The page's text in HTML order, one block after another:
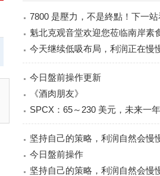
7800 是壓力，不是終點！下一站
8000？
魁北克观音堂欢迎您莅临南岸素
分享会！
今天继续低吸布局，利润正在慢
兑现！
今日盤前操作更新
《酒肉朋友》
SPCX：65～230 美元，未来一年
最大的机会？
坚持自己的策略，利润自然会慢
累积！
今日盤前操作
坚持自己的策略，利润自然会慢